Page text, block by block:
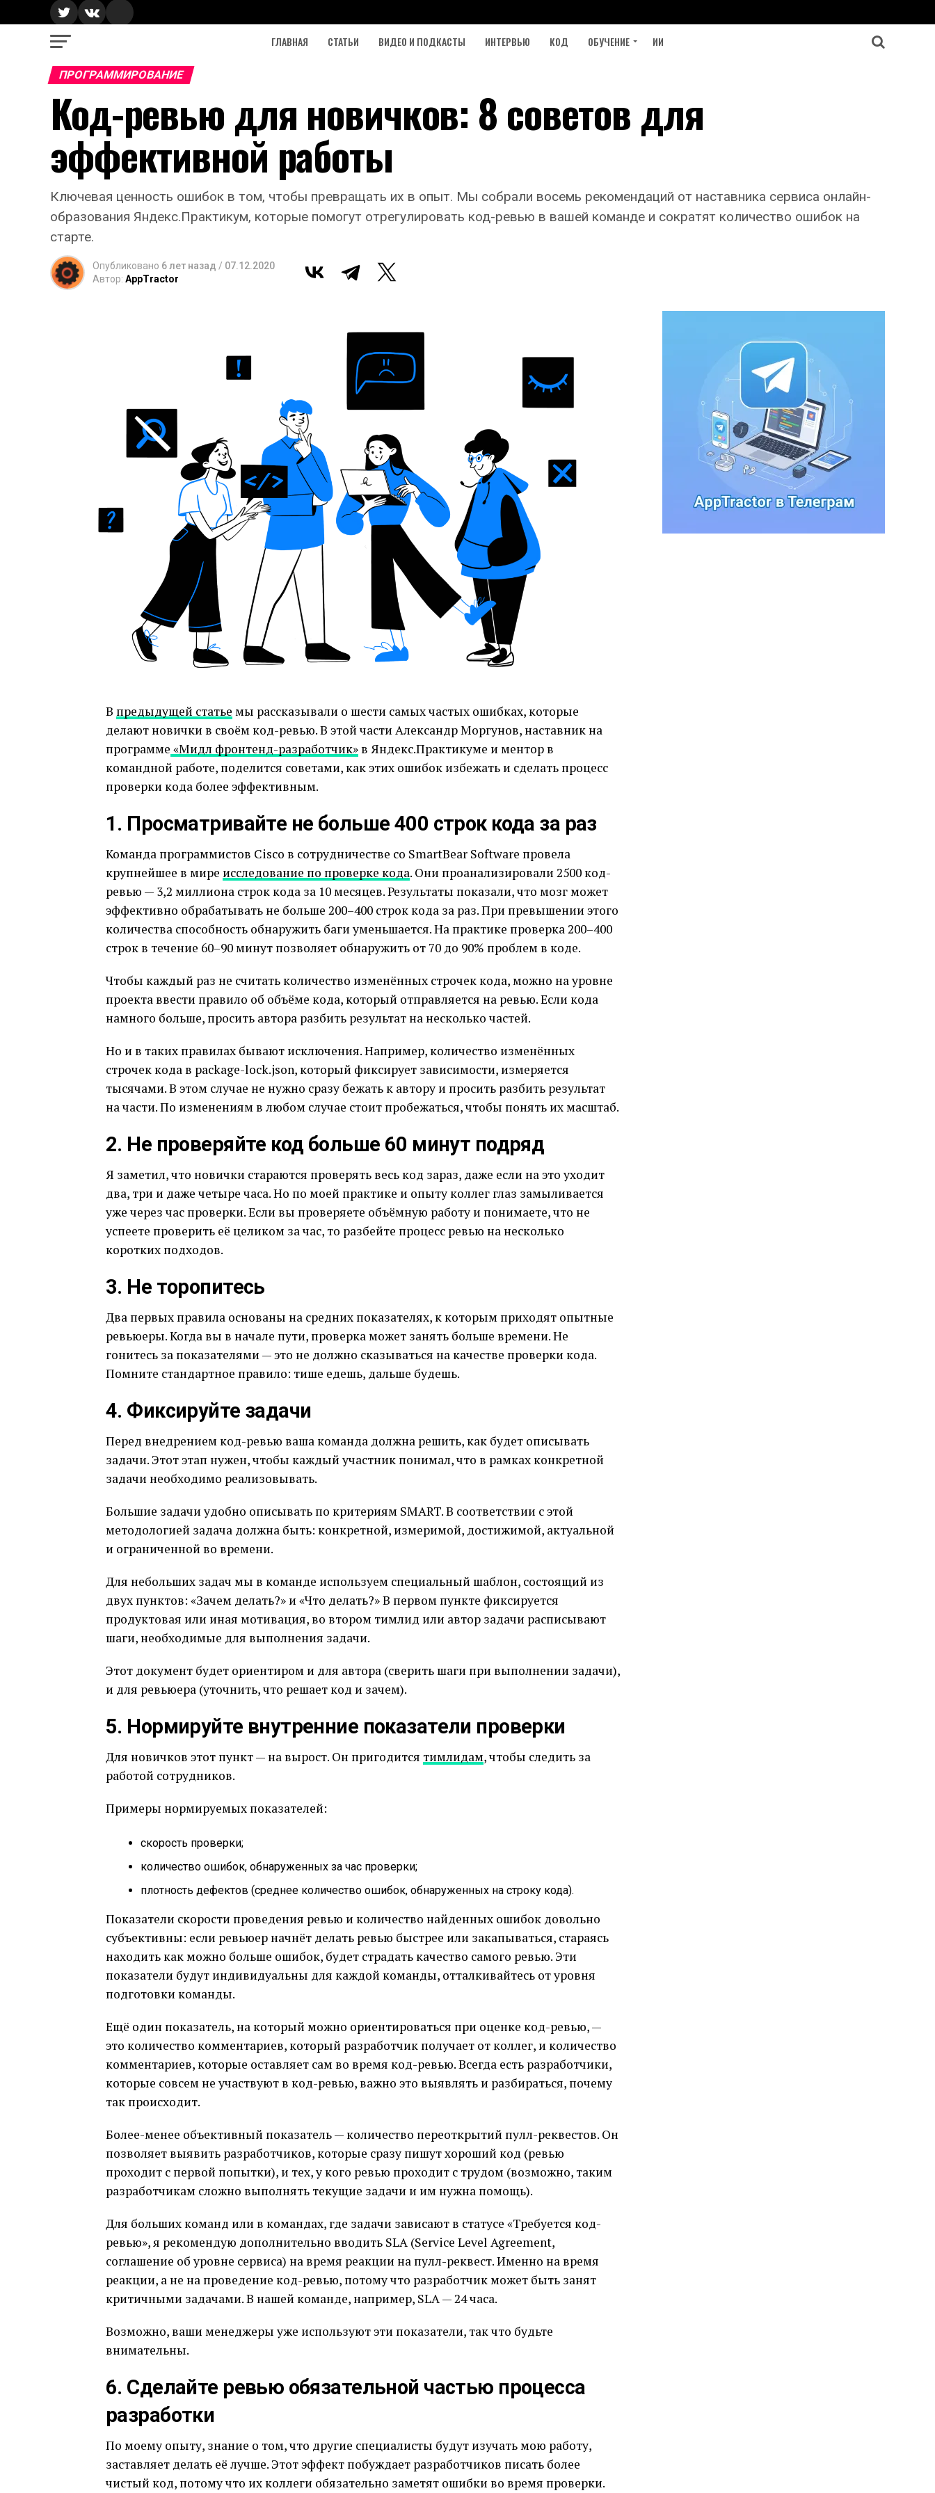
ГЛАВНАЯ СТАТЬИ ВИДЕО И ПОДКАСТЫ ИНТЕРВЬЮ КОД ОБУЧЕНИЕ ИИ
ПРОГРАММИРОВАНИЕ
Код-ревью для новичков: 8 советов для
эффективной работы
Ключевая ценность ошибок в том, чтобы превращать их в опыт. Мы собрали восемь рекомендаций от наставника сервиса онлайн-
образования Яндекс.Практикум, которые помогут отрегулировать код-ревью в вашей команде и сократят количество ошибок на
старте.
Опубликовано 6 лет назад / 07.12.2020
Автор: AppTractor
В предыдущей статье мы рассказывали о шести самых частых ошибках, которые
делают новички в своём код-ревью. В этой части Александр Моргунов, наставник на
программе «Мидл фронтенд-разработчик» в Яндекс.Практикуме и ментор в
командной работе, поделится советами, как этих ошибок избежать и сделать процесс
проверки кода более эффективным.
1. Просматривайте не больше 400 строк кода за раз
Команда программистов Cisco в сотрудничестве со SmartBear Software провела
крупнейшее в мире исследование по проверке кода. Они проанализировали 2500 код-
ревью — 3,2 миллиона строк кода за 10 месяцев. Результаты показали, что мозг может
эффективно обрабатывать не больше 200–400 строк кода за раз. При превышении этого
количества способность обнаружить баги уменьшается. На практике проверка 200–400
строк в течение 60–90 минут позволяет обнаружить от 70 до 90% проблем в коде.
Чтобы каждый раз не считать количество изменённых строчек кода, можно на уровне
проекта ввести правило об объёме кода, который отправляется на ревью. Если кода
намного больше, просить автора разбить результат на несколько частей.
Но и в таких правилах бывают исключения. Например, количество изменённых
строчек кода в package-lock.json, который фиксирует зависимости, измеряется
тысячами. В этом случае не нужно сразу бежать к автору и просить разбить результат
на части. По изменениям в любом случае стоит пробежаться, чтобы понять их масштаб.
2. Не проверяйте код больше 60 минут подряд
Я заметил, что новички стараются проверять весь код зараз, даже если на это уходит
два, три и даже четыре часа. Но по моей практике и опыту коллег глаз замыливается
уже через час проверки. Если вы проверяете объёмную работу и понимаете, что не
успеете проверить её целиком за час, то разбейте процесс ревью на несколько
коротких подходов.
3. Не торопитесь
Два первых правила основаны на средних показателях, к которым приходят опытные
ревьюеры. Когда вы в начале пути, проверка может занять больше времени. Не
гонитесь за показателями — это не должно сказываться на качестве проверки кода.
Помните стандартное правило: тише едешь, дальше будешь.
4. Фиксируйте задачи
Перед внедрением код-ревью ваша команда должна решить, как будет описывать
задачи. Этот этап нужен, чтобы каждый участник понимал, что в рамках конкретной
задачи необходимо реализовывать.
Большие задачи удобно описывать по критериям SMART. В соответствии с этой
методологией задача должна быть: конкретной, измеримой, достижимой, актуальной
и ограниченной во времени.
Для небольших задач мы в команде используем специальный шаблон, состоящий из
двух пунктов: «Зачем делать?» и «Что делать?» В первом пункте фиксируется
продуктовая или иная мотивация, во втором тимлид или автор задачи расписывают
шаги, необходимые для выполнения задачи.
Этот документ будет ориентиром и для автора (сверить шаги при выполнении задачи),
и для ревьюера (уточнить, что решает код и зачем).
5. Нормируйте внутренние показатели проверки
Для новичков этот пункт — на вырост. Он пригодится тимлидам, чтобы следить за
работой сотрудников.
Примеры нормируемых показателей:
скорость проверки;
количество ошибок, обнаруженных за час проверки;
плотность дефектов (среднее количество ошибок, обнаруженных на строку кода).
Показатели скорости проведения ревью и количество найденных ошибок довольно
субъективны: если ревьюер начнёт делать ревью быстрее или закапываться, стараясь
находить как можно больше ошибок, будет страдать качество самого ревью. Эти
показатели будут индивидуальны для каждой команды, отталкивайтесь от уровня
подготовки команды.
Ещё один показатель, на который можно ориентироваться при оценке код-ревью, —
это количество комментариев, который разработчик получает от коллег, и количество
комментариев, которые оставляет сам во время код-ревью. Всегда есть разработчики,
которые совсем не участвуют в код-ревью, важно это выявлять и разбираться, почему
так происходит.
Более-менее объективный показатель — количество переоткрытий пулл-реквестов. Он
позволяет выявить разработчиков, которые сразу пишут хороший код (ревью
проходит с первой попытки), и тех, у кого ревью проходит с трудом (возможно, таким
разработчикам сложно выполнять текущие задачи и им нужна помощь).
Для больших команд или в командах, где задачи зависают в статусе «Требуется код-
ревью», я рекомендую дополнительно вводить SLA (Service Level Agreement,
соглашение об уровне сервиса) на время реакции на пулл-реквест. Именно на время
реакции, а не на проведение код-ревью, потому что разработчик может быть занят
критичными задачами. В нашей команде, например, SLA — 24 часа.
Возможно, ваши менеджеры уже используют эти показатели, так что будьте
внимательны.
6. Сделайте ревью обязательной частью процесса
разработки
По моему опыту, знание о том, что другие специалисты будут изучать мою работу,
заставляет делать её лучше. Этот эффект побуждает разработчиков писать более
чистый код, потому что их коллеги обязательно заметят ошибки во время проверки.